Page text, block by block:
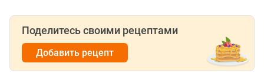
Поделитесь своими рецептами
Добавить рецепт